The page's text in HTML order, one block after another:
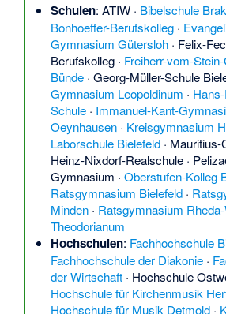
Schulen:ATIW · Bibelschule
Bonhoeffer-Berufskolleg ·
Gymnasium Gütersloh · Felix-
Berufskolleg · Freiherr-vom-
Bünde ·Georg-Müller-Schule
Gymnasium Leopoldinum ·
Schule · Immanuel-Kant-
Oeynhausen · Kreisgymnasium
Laborschule Bielefeld · Mauritius-
Heinz-Nixdorf-Realschule ·
Gymnasium ·Oberstufen-Kolleg
Ratsgymnasium Bielefeld ·
Minden · Ratsgymnasium
Theodorianum
Hochschulen: Fachhochschule
Fachhochschule der Diakonie ·
der Wirtschaft · Hochschule
Hochschule für Kirchenmusik
Hochschule für Musik Detmold ·